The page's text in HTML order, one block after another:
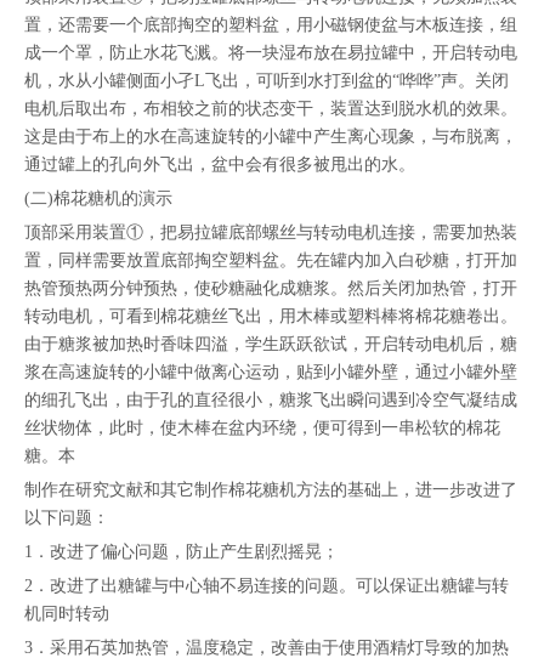
置，还需要一个底部掏空的塑料盆，用小磁钢使盆与木板连接，组
成一个罩，防止水花飞溅。将一块湿布放在易拉罐中，开启转动电
机，水从小罐侧面小孑L飞出，可听到水打到盆的“哗哗”声。关闭
电机后取出布，布相较之前的状态变干，装置达到脱水机的效果。
这是由于布上的水在高速旋转的小罐中产生离心现象，与布脱离，
通过罐上的孔向外飞出，盆中会有很多被甩出的水。
(二)棉花糖机的演示
顶部采用装置①，把易拉罐底部螺丝与转动电机连接，需要加热装
置，同样需要放置底部掏空塑料盆。先在罐内加入白砂糖，打开加
热管预热两分钟预热，使砂糖融化成糖浆。然后关闭加热管，打开
转动电机，可看到棉花糖丝飞出，用木棒或塑料棒将棉花糖卷出。
由于糖浆被加热时香味四溢，学生跃跃欲试，开启转动电机后，糖
浆在高速旋转的小罐中做离心运动，贴到小罐外壁，通过小罐外壁
的细孔飞出，由于孔的直径很小，糖浆飞出瞬问遇到冷空气凝结成
丝状物体，此时，使木棒在盆内环绕，便可得到一串松软的棉花
糖。本
制作在研究文献和其它制作棉花糖机方法的基础上，进一步改进了
以下问题：
1．改进了偏心问题，防止产生剧烈摇晃；
2．改进了出糖罐与中心轴不易连接的问题。可以保证出糖罐与转
机同时转动
3．采用石英加热管，温度稳定，改善由于使用酒精灯导致的加热